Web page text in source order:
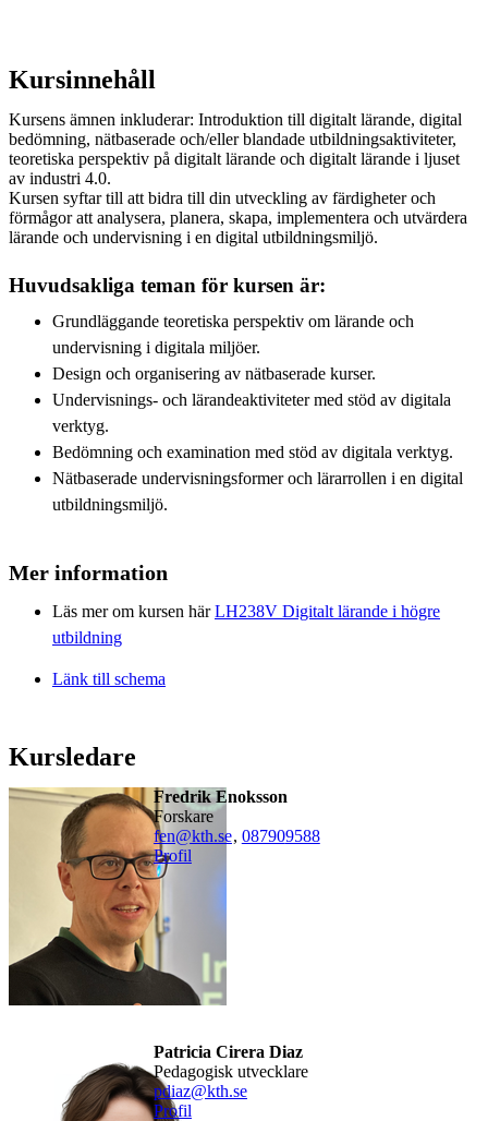
Kursinnehåll
Kursens ämnen inkluderar: Introduktion till digitalt lärande, digital
bedömning, nätbaserade och/eller blandade utbildningsaktiviteter,
teoretiska perspektiv på digitalt lärande och digitalt lärande i ljuset
av industri 4.0.
Kursen syftar till att bidra till din utveckling av färdigheter och
förmågor att analysera, planera, skapa, implementera och utvärdera
lärande och undervisning i en digital utbildningsmiljö.
Huvudsakliga teman för kursen är:
Grundläggande teoretiska perspektiv om lärande och
undervisning i digitala miljöer.
Design och organisering av nätbaserade kurser.
Undervisnings- och lärandeaktiviteter med stöd av digitala
verktyg.
Bedömning och examination med stöd av digitala verktyg.
Nätbaserade undervisningsformer och lärarrollen i en digital
utbildningsmiljö.
Mer information
Läs mer om kursen härLH238V Digitalt lärande i högre
utbildning
Länk till schema
Kursledare
Fredrik Enoksson
forskare
fen@kth.se, 087909588
Profil
Patricia Cirera Diaz
pedagogisk utvecklare
pdiaz@kth.se
Profil